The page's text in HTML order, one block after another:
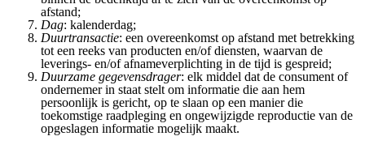
afstand;
Dag: kalenderdag;
Duurtransactie: een overeenkomst op afstand met betrekking
tot een reeks van producten en/of diensten, waarvan de
leverings- en/of afnameverplichting in de tijd is gespreid;
Duurzame gegevensdrager: elk middel dat de consument of
ondernemer in staat stelt om informatie die aan hem
persoonlijk is gericht, op te slaan op een manier die
toekomstige raadpleging en ongewijzigde reproductie van de
opgeslagen informatie mogelijk maakt.